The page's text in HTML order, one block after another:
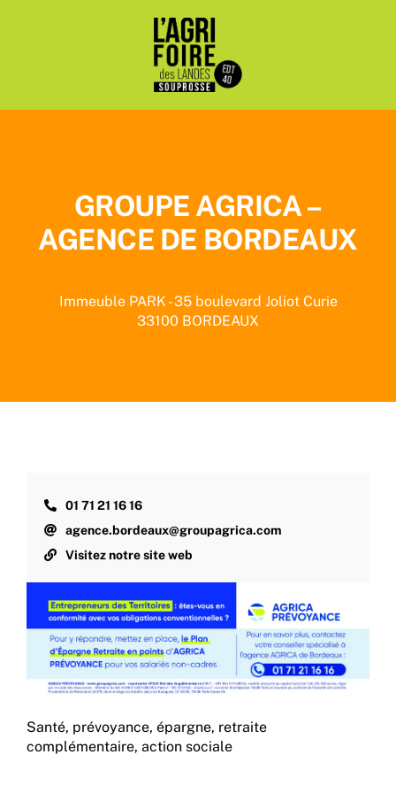
GROUPE AGRICA –
AGENCE DE BORDEAUX
Immeuble PARK - 35 boulevard Joliot Curie
33100 BORDEAUX
01 71 21 16 16
agence.bordeaux@groupagrica.com
Visitez notre site web
Santé, prévoyance, épargne, retraite
complémentaire, action sociale